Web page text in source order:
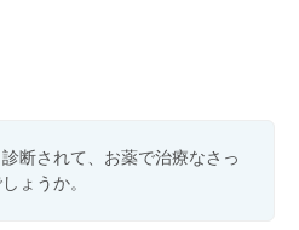
断されて、お薬で治療なさっ
ょうか。